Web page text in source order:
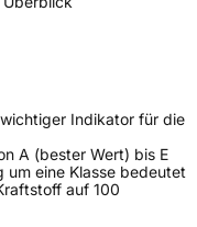
Indikator für die
A (bester Wert) bis E
um eine Klasse bedeutet
auf 100